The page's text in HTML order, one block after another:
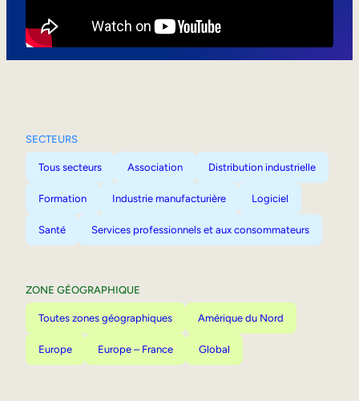
SECTEURS
Tous secteurs Association Distribution industrielle
Formation Industrie manufacturière Logiciel
Santé Services professionnels et aux consommateurs
ZONE GÉOGRAPHIQUE
Toutes zones géographiques Amérique du Nord
Europe Europe – France Global